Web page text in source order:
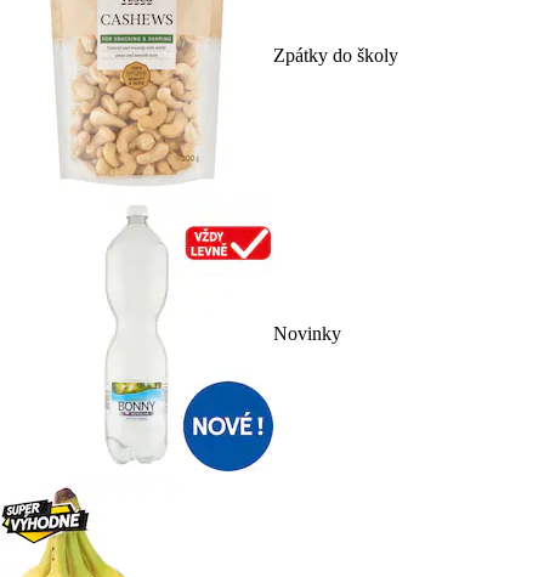
Zpátky do školy
Novinky